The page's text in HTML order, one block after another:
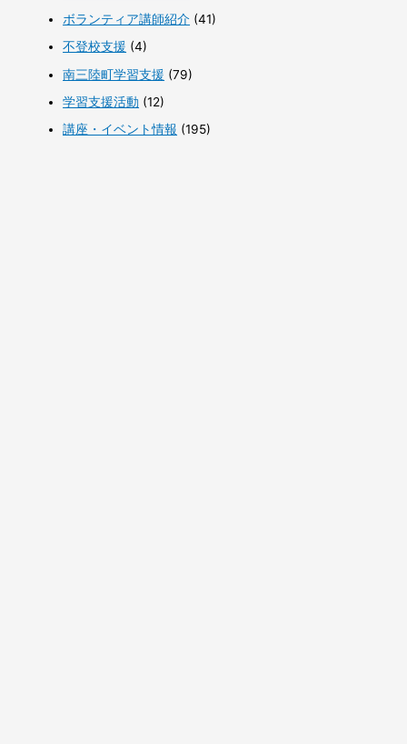
ボランティア講師紹介 (41)
不登校支援 (4)
南三陸町学習支援 (79)
学習支援活動 (12)
講座・イベント情報 (195)